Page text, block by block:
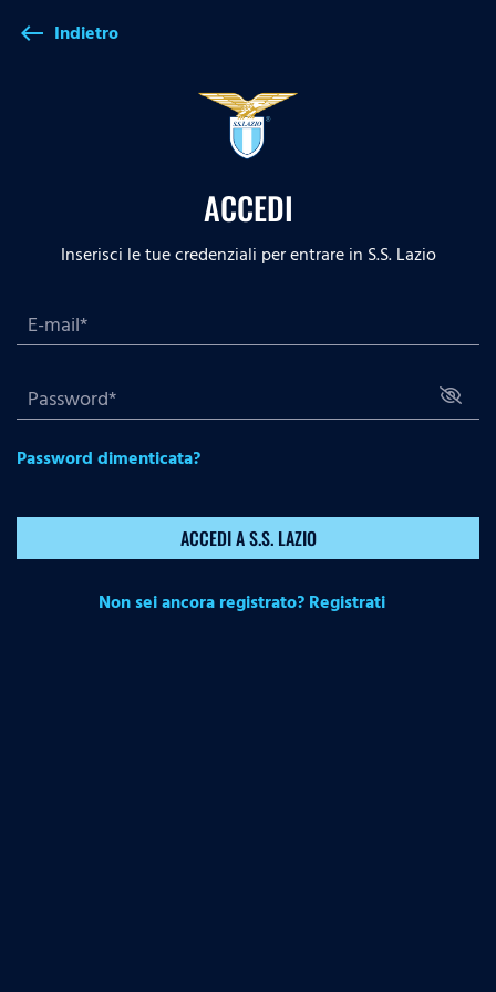
west Indietro
ACCEDI
Inserisci le tue credenziali per entrare in S.S. Lazio
Password dimenticata?
ACCEDI A S.S. LAZIO
Non sei ancora registrato? Registrati